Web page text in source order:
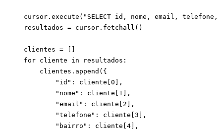
cursor.execute("SELECT id, nome, email,
    resultados = cursor.fetchall()
    clientes = []
    for cliente in resultados:
        clientes.append({
            "id": cliente[0],
            "nome": cliente[1],
            "email": cliente[2],
            "telefone": cliente[3],
            "bairro": cliente[4],